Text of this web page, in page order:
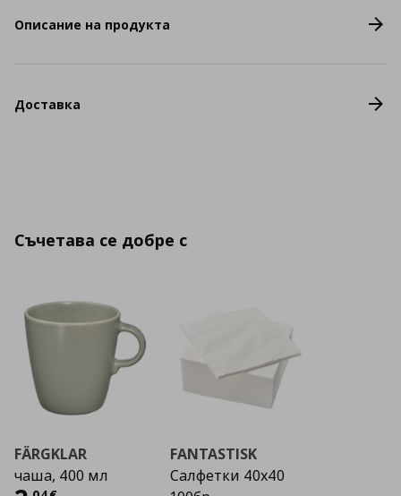
Описание на продукта
Доставка
Съчетава се добре с
FÄRGKLAR
чаша, 400 мл
FANTASTISK
Салфетки 40х40